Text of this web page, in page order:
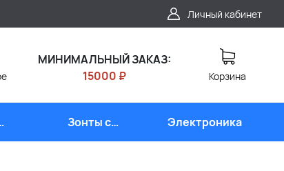
Личный кабинет
МИНИМАЛЬНЫЙ ЗАКАЗ:
15000 ₽
Корзина
Зонты с
логотипом
Электроника